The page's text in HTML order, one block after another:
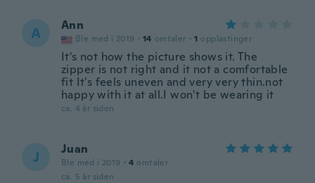
A Ann
Ble med i 2019 · 14 omtaler · 1 opplastinger
It's not how the picture shows it. The
zipper is not right and it not a comfortable
fit It's feels uneven and very very thin.not
happy with it at all.I won't be wearing it
ca. 4 år siden
J Juan
Ble med i 2019 · 4 omtaler
ca. 5 år siden